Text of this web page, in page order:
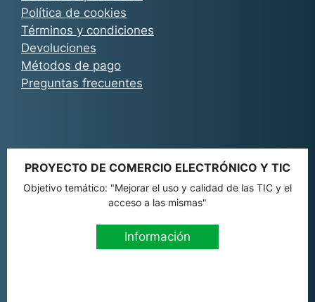
Política de cookies
Términos y condiciones
Devoluciones
Métodos de pago
Preguntas frecuentes
PROYECTO DE COMERCIO ELECTRÓNICO Y TIC
Objetivo temático: "Mejorar el uso y calidad de las TIC y el
acceso a las mismas"
Información